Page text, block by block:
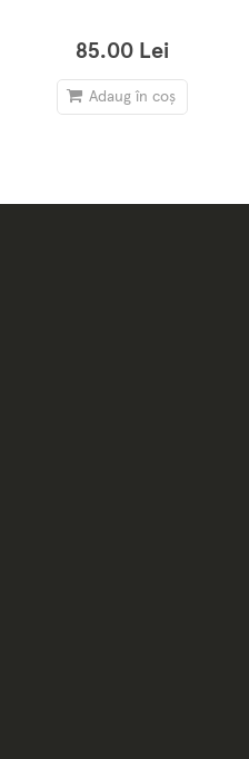
85.00 Lei
Adaug în coș